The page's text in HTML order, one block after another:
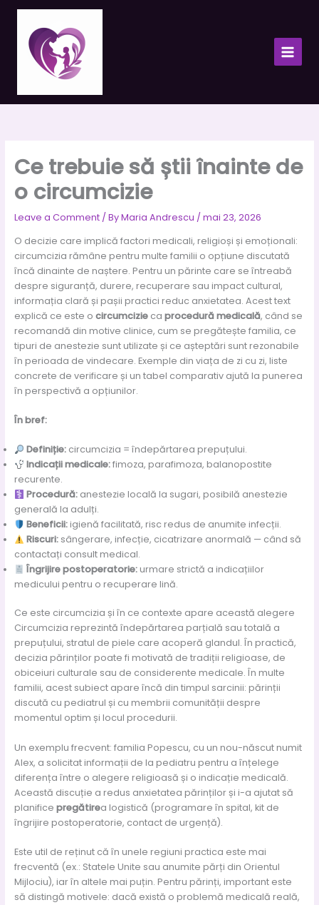
Skip
content
Ce trebuie să știi înainte de
o circumcizie
Leave a Comment / ByMaria Andrescu / mai 23, 2026
O decizie care implică factori medicali, religioși și emoționali:
circumcizia rămâne pentru multe familii o opțiune discutată
încă dinainte de naștere. Pentru un părinte care se întreabă
despre siguranță, durere, recuperare sau impact cultural,
informația clară și pașii practici reduc anxietatea. Acest text
explică ce este o circumcizieca procedură medicală, când se
recomandă din motive clinice, cum se pregătește familia, ce
tipuri de anestezie sunt utilizate și ce așteptări sunt rezonabile
în perioada de vindecare. Exemple din viața de zi cu zi, liste
concrete de verificare și un tabel comparativ ajută la punerea
în perspectivă a opțiunilor.
În bref:
Definiție: circumcizia = îndepărtarea prepuțului.
Indicații medicale:fimoza, parafimoza, balanopostite
recurente.
Procedură: anestezie locală la sugari, posibilă anestezie
generală la adulți.
Beneficii:igienă facilitată, risc redus de anumite infecții.
Riscuri: sângerare, infecție, cicatrizare anormală — când să
contactați consult medical.
Îngrijire postoperatorie:urmare strictă a indicațiilor
medicului pentru o recuperare lină.
Ce este circumcizia și în ce contexte apare această alegere
Circumcizia reprezintă îndepărtarea parțială sau totală a
prepuțului, stratul de piele care acoperă glandul. În practică,
decizia părinților poate fi motivată de tradiții religioase, de
obiceiuri culturale sau de considerente medicale. În multe
familii, acest subiect apare încă din timpul sarcinii: părinții
discută cu pediatrul și cu membrii comunității despre
momentul optim și locul procedurii.
Un exemplu frecvent: familia Popescu, cu un nou-născut numit
Alex, a solicitat informații de la pediatru pentru a înțelege
diferența între o alegere religioasă și o indicație medicală.
Această discuție a redus anxietatea părinților și i-a ajutat să
planifice pregătirea logistică (programare în spital, kit de
îngrijire postoperatorie, contact de urgență).
Este util de reținut că în unele regiuni practica este mai
frecventă (ex.: Statele Unite sau anumite părți din Orientul
Mijlociu), iar în altele mai puțin. Pentru părinți, important este
să distingă motivele: dacă există o problemă medicală reală,